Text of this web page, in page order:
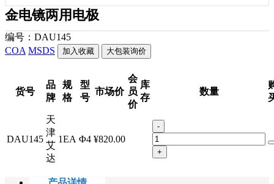
金电镜两用电极
编号： DAU145
COA MSDS 加入收藏 大包装询价
货号
品
牌
规
格
型
号
市场价
会
员
价
库
存
数量
DAU145
天
津
艾
达
1EA Φ4 ¥820.00
-
+